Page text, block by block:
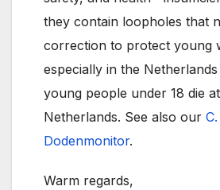
they contain loopholes that
correction to protect young
especially in the
young people under 18 die
Netherlands. See also our
Dodenmonitor.
Warm regards,